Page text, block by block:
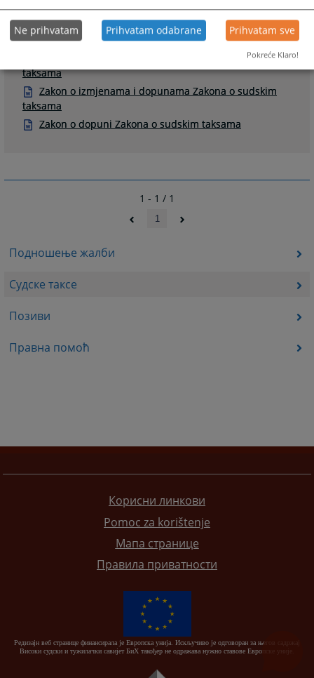
Подношење жалби
Судске таксе
Позиви
Правна помоћ
Пратећи документи
Zakon o sudskim taksama
Zakon o izmjenama i dopunama Zakona o sudskim
taksama
Zakon o izmjenama i dopunama Zakona o sudskim
taksama
Zakon o dopuni Zakona o sudskim taksama
1 - 1 / 1
1
Корисни линкови
Pomoc za korištenje
Мапа странице
Правила приватности
Редизајн веб странице финансирала је Европска унија. Искључиво је одговоран за његов садржај
Високи судски и тужилачки савијет БиХ такођер не одражава нужно ставове Европске уније.
Ne prihvatam Prihvatam odabrane Prihvatam sve
Pokreće Klaro!